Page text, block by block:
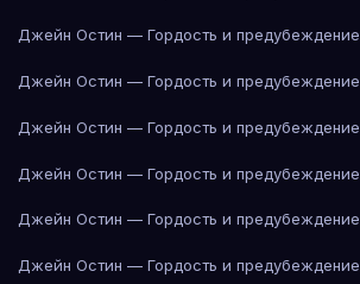
Джейн Остин — Гордость и предубеждение
Джейн Остин — Гордость и предубеждение
Джейн Остин — Гордость и предубеждение
Джейн Остин — Гордость и предубеждение
Джейн Остин — Гордость и предубеждение
Джейн Остин — Гордость и предубеждение